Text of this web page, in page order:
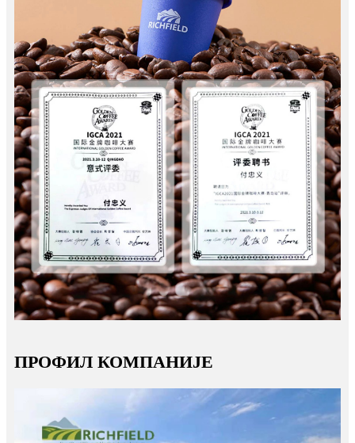
ПРОФИЛ КОМПАНИЈЕ